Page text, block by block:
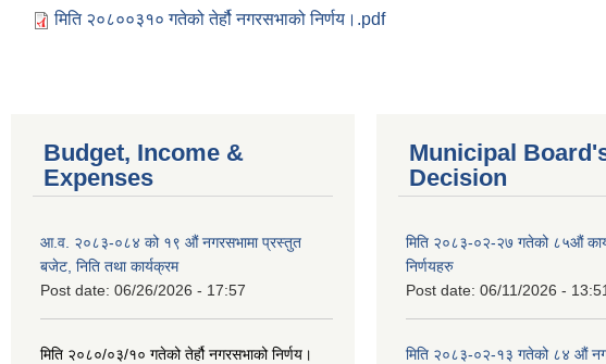
मिति २०८००३१० गतेको तेर्हौ नगरसभाको निर्णय।.pdf
Budget, Income &
Expenses
आ.व. २०८३-०८४ को १९ औं नगरसभामा प्रस्तुत
बजेट, निति तथा कार्यक्रम
Post date: 06/26/2026 - 17:57
मिति २०८०/०३/१० गतेको तेर्हौ नगरसभाको निर्णय।
Municipal
Decision
मिति २०८३-०२-२७ गतेको ८५औं
निर्णयहरु
Post date: 06/11/2026 - 13:51
मिति २०८३-०२-१३ गतेको ८४ औं